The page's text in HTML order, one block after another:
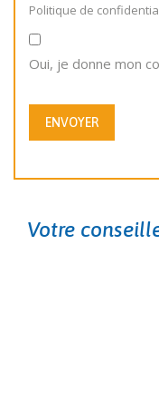
Politique de
Oui, je donne mon
ENVOYER
Votre